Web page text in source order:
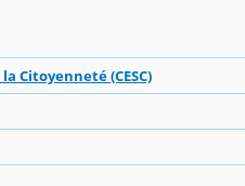
Citoyenneté (CESC)